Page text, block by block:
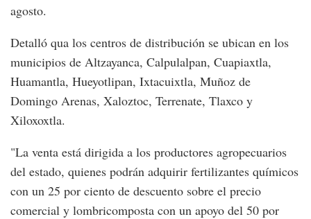
agosto.
Detalló qua los centros de distribución se ubican en los
municipios de Altzayanca, Calpulalpan, Cuapiaxtla,
Huamantla, Hueyotlipan, Ixtacuixtla, Muñoz de
Domingo Arenas, Xaloztoc, Terrenate, Tlaxco y
Xiloxoxtla.
"La venta está dirigida a los productores agropecuarios
del estado, quienes podrán adquirir fertilizantes químicos
con un 25 por ciento de descuento sobre el precio
comercial y lombricomposta con un apoyo del 50 por